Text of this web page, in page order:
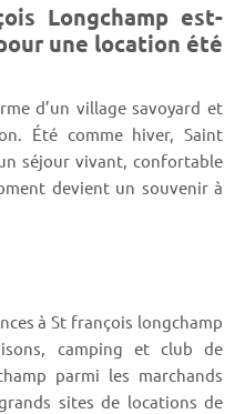
Longchamp est-
une location été
d’un village savoyard et
Été comme hiver, Saint
séjour vivant, confortable
devient un souvenir à
à St françois longchamp
camping et club de
parmi les marchands
sites de locations de